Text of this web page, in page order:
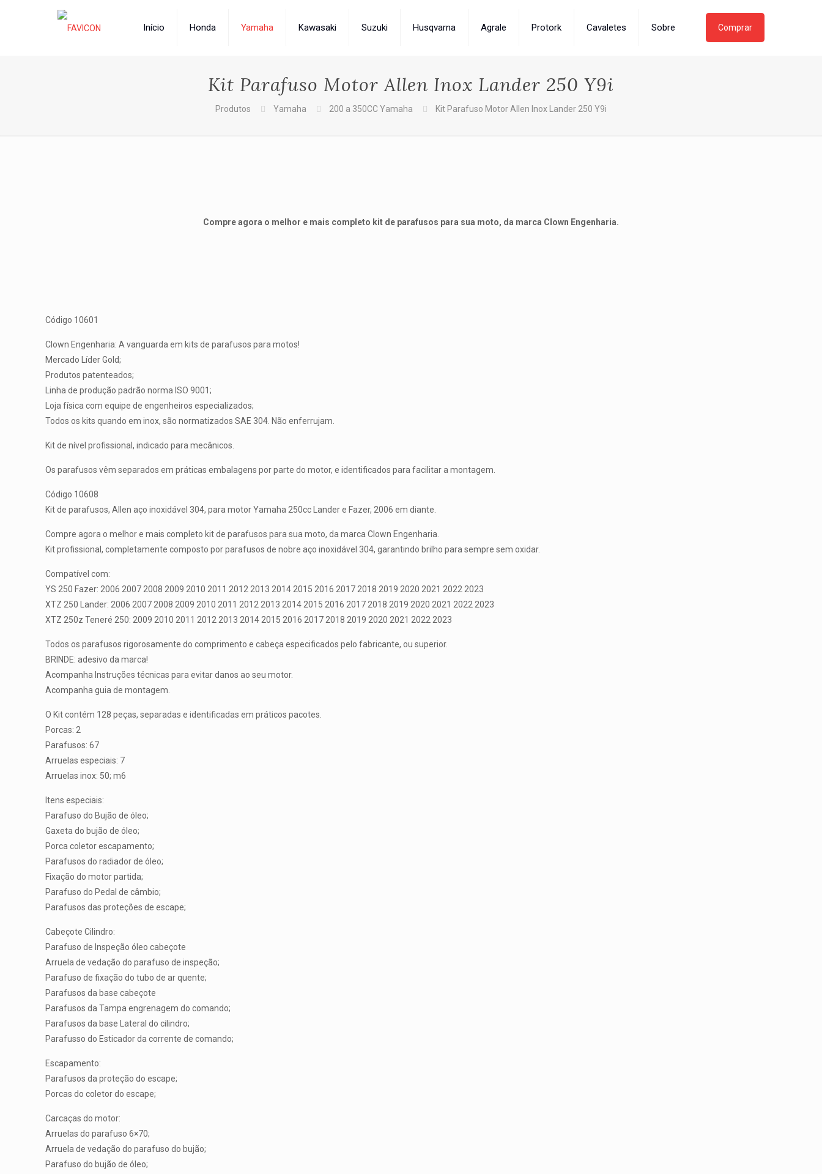
Início Honda Yamaha Kawasaki Suzuki Husqvarna Agrale Protork Cavaletes Sobre Comprar
Kit Parafuso Motor Allen Inox Lander 250 Y9i
Produtos Yamaha 200 a 350CC Yamaha Kit Parafuso Motor Allen Inox Lander 250 Y9i
Compre agora o melhor e mais completo kit de parafusos para sua moto, da marca Clown Engenharia.
Código 10601
Clown Engenharia: A vanguarda em kits de parafusos para motos!
Mercado Líder Gold;
Produtos patenteados;
Linha de produção padrão norma ISO 9001;
Loja física com equipe de engenheiros especializados;
Todos os kits quando em inox, são normatizados SAE 304. Não enferrujam.
Kit de nível profissional, indicado para mecânicos.
Os parafusos vêm separados em práticas embalagens por parte do motor, e identificados para facilitar a montagem.
Código 10608
Kit de parafusos, Allen aço inoxidável 304, para motor Yamaha 250cc Lander e Fazer, 2006 em diante.
Compre agora o melhor e mais completo kit de parafusos para sua moto, da marca Clown Engenharia.
Kit profissional, completamente composto por parafusos de nobre aço inoxidável 304, garantindo brilho para sempre sem oxidar.
Compatível com:
YS 250 Fazer: 2006 2007 2008 2009 2010 2011 2012 2013 2014 2015 2016 2017 2018 2019 2020 2021 2022 2023
XTZ 250 Lander: 2006 2007 2008 2009 2010 2011 2012 2013 2014 2015 2016 2017 2018 2019 2020 2021 2022 2023
XTZ 250z Teneré 250: 2009 2010 2011 2012 2013 2014 2015 2016 2017 2018 2019 2020 2021 2022 2023
Todos os parafusos rigorosamente do comprimento e cabeça especificados pelo fabricante, ou superior.
BRINDE: adesivo da marca!
Acompanha Instruções técnicas para evitar danos ao seu motor.
Acompanha guia de montagem.
O Kit contém 128 peças, separadas e identificadas em práticos pacotes.
Porcas: 2
Parafusos: 67
Arruelas especiais: 7
Arruelas inox: 50; m6
Itens especiais:
Parafuso do Bujão de óleo;
Gaxeta do bujão de óleo;
Porca coletor escapamento;
Parafusos do radiador de óleo;
Fixação do motor partida;
Parafuso do Pedal de câmbio;
Parafusos das proteções de escape;
Cabeçote Cilindro:
Parafuso de Inspeção óleo cabeçote
Arruela de vedação do parafuso de inspeção;
Parafuso de fixação do tubo de ar quente;
Parafusos da base cabeçote
Parafusos da Tampa engrenagem do comando;
Parafusos da base Lateral do cilindro;
Parafusso do Esticador da corrente de comando;
Escapamento:
Parafusos da proteção do escape;
Porcas do coletor do escape;
Carcaças do motor:
Arruelas do parafuso 6×70;
Arruela de vedação do parafuso do bujão;
Parafuso do bujão de óleo;